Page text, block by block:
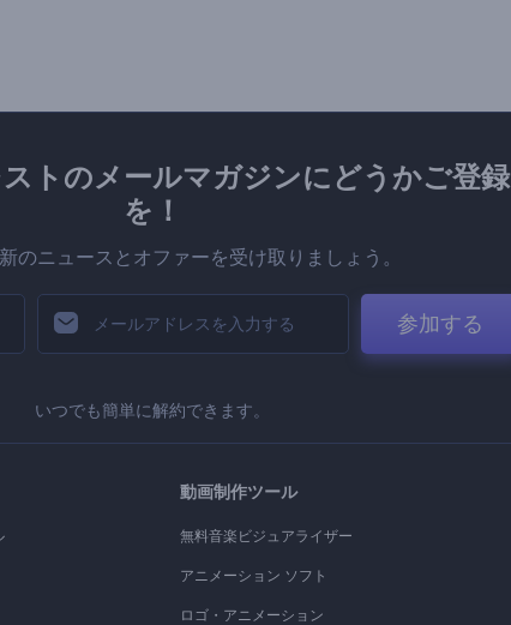
トのメールマガジンにどうかご登録
を！
のニュースとオファーを受け取りましょう。
参加する
いつでも簡単に解約できます。
動画制作ツール
無料音楽ビジュアライザー
アニメーション ソフト
ロゴ・アニメーション